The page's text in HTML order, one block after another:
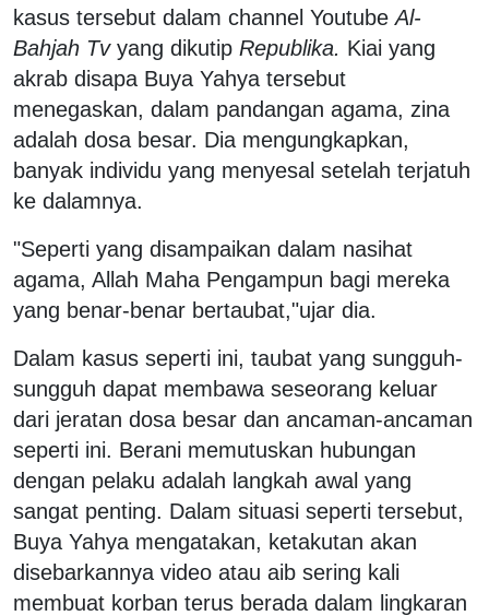
kasus tersebut dalam channel YoutubeAl-
Bahjah Tvyang dikutip Republika. Kiai yang
akrab disapa Buya Yahya tersebut
menegaskan, dalam pandangan agama, zina
adalah dosa besar. Dia mengungkapkan,
banyak individu yang menyesal setelah terjatuh
ke dalamnya.
"Seperti yang disampaikan dalam nasihat
agama, Allah Maha Pengampun bagi mereka
yang benar-benar bertaubat,"ujar dia.
Dalam kasus seperti ini, taubat yang sungguh-
sungguh dapat membawa seseorang keluar
dari jeratan dosa besar dan ancaman-ancaman
seperti ini. Berani memutuskan hubungan
dengan pelaku adalah langkah awal yang
sangat penting. Dalam situasi seperti tersebut,
Buya Yahya mengatakan, ketakutan akan
disebarkannya video atau aib sering kali
membuat korban terus berada dalam lingkaran